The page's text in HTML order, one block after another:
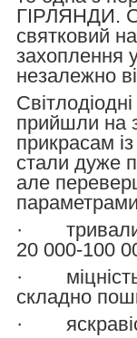
ГІРЛЯНДИ.
святковий
захоплення
незалежно
прийшли на
прикрасам
стали дуже
але
· тривалий
20 000-100
· міцність,
складно
·